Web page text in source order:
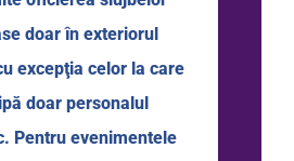
doar în exteriorul
excepţia celor la care
doar personalul
Pentru evenimentele